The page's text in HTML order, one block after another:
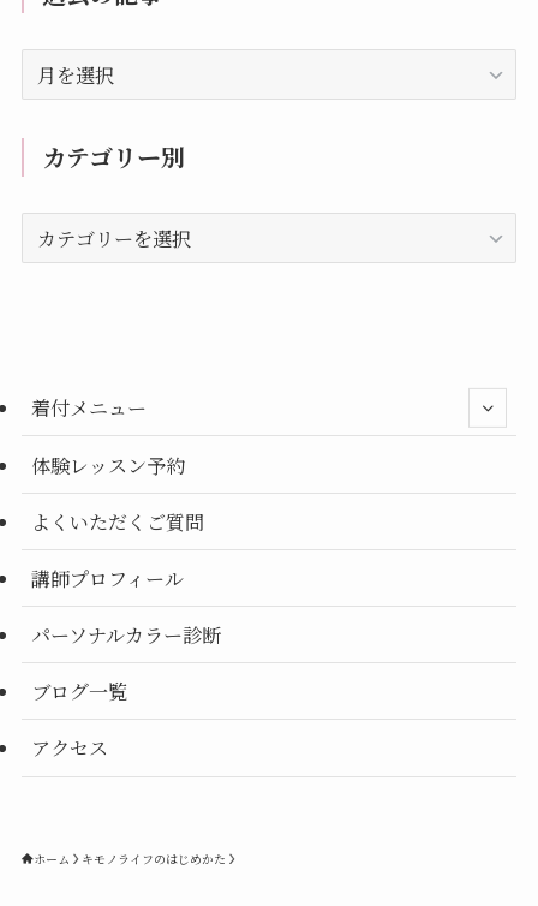
去
事
カテゴリー別
テ
着付メニュー
体験レッスン予約
よくいただくご質問
講師プロフィール
パーソナルカラー診断
ブログ一覧
アクセス
ホーム キモノライフのはじめかた